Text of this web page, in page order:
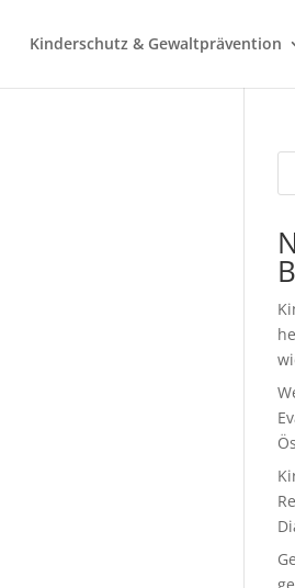
Kinderschutz & Gewaltprävention